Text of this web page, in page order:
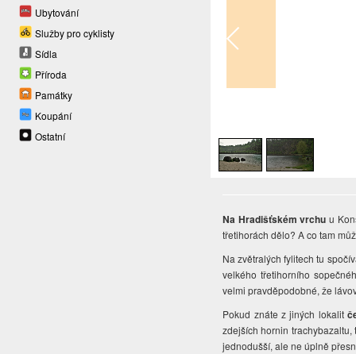
Ubytování
Služby pro cyklisty
Sídla
Příroda
Památky
Koupání
Ostatní
Na Hradišťském vrchu u
třetihorách dělo? A co tam
Na zvětralých fylitech tu
velkého třetihorního
velmi pravděpodobné, že
Pokud znáte z jiných lokalit
zdejších hornin trachybazaltu,
jednodušší, ale ne úplně